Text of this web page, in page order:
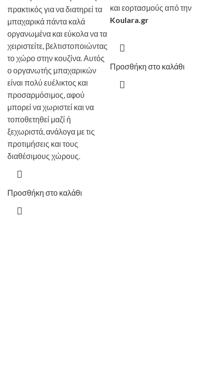
πρακτικός για να διατηρεί τα
μπαχαρικά πάντα καλά
οργανωμένα και εύκολα να τα
χειριστείτε, βελτιστοποιώντας
το χώρο στην κουζίνα. Αυτός
ο οργανωτής μπαχαρικών
είναι πολύ ευέλικτος και
προσαρμόσιμος, αφού
μπορεί να χωριστεί και να
τοποθετηθεί μαζί ή
ξεχωριστά, ανάλογα με τις
προτιμήσεις και τους
διαθέσιμους χώρους.
Προσθήκη στο καλάθι
και εορτασμούς από την
Koulara.gr
Προσθήκη στο καλάθι